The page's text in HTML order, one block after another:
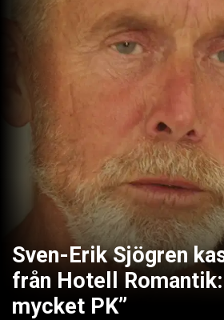
Sven-Erik Sjögren
från Hotell Romantik:
mycket PK”